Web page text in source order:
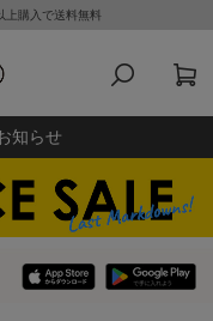
上購入で送料無料
知らせ